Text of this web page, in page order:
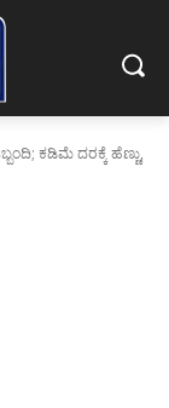
ಕಡಿಮೆ ದರಕ್ಕೆ ಹೆಣ್ಣು,